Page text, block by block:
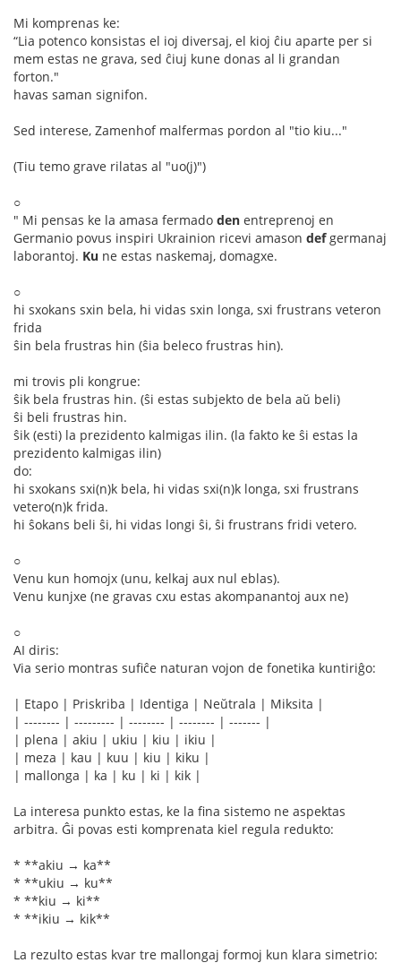
Mi komprenas ke:
“Lia potenco konsistas el ioj diversaj, el kioj ĉiu aparte per si
mem estas ne grava, sed ĉiuj kune donas al li grandan
forton."
havas saman signifon.
Sed interese, Zamenhof malfermas pordon al "tio kiu..."
(Tiu temo grave rilatas al "uo(j)")
○
" Mi pensas ke la amasa fermado den entreprenoj en
Germanio povus inspiri Ukrainion ricevi amason defgermanaj
laborantoj. Ku ne estas naskemaj, domagxe.
○
hi sxokans sxin bela, hi vidas sxin longa, sxi frustrans veteron
frida
ŝin bela frustras hin (ŝia beleco frustras hin).
mi trovis pli kongrue:
ŝik bela frustras hin. (ŝi estas subjekto de bela aŭ beli)
ŝi beli frustras hin.
ŝik (esti) la prezidento kalmigas ilin. (la fakto ke ŝi estas la
prezidento kalmigas ilin)
do:
hi sxokans sxi(n)k bela, hi vidas sxi(n)k longa, sxi frustrans
vetero(n)k frida.
hi ŝokans beli ŝi, hi vidas longi ŝi, ŝi frustrans fridi vetero.
○
Venu kun homojx (unu, kelkaj aux nul eblas).
Venu kunjxe (ne gravas cxu estas akompanantoj aux ne)
○
AI diris:
Via serio montras sufiĉe naturan vojon de fonetika kuntiriĝo:
| Etapo | Priskriba | Identiga | Neŭtrala | Miksita |
| -------- | --------- | -------- | -------- | ------- |
| plena | akiu | ukiu | kiu | ikiu |
| meza | kau | kuu | kiu | kiku |
| mallonga | ka | ku | ki | kik |
La interesa punkto estas, ke la fina sistemo ne aspektas
arbitra. Ĝi povas esti komprenata kiel regula redukto:
* **akiu → ka**
* **ukiu → ku**
* **kiu → ki**
* **ikiu → kik**
La rezulto estas kvar tre mallongaj formoj kun klara simetrio: